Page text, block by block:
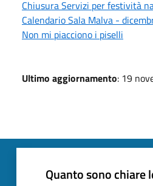
Chiusura Servizi per festività
Calendario Sala Malva -
Non mi piacciono i piselli
Ultimo aggiornamento: 19
Quanto sono chiare